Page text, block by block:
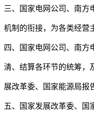
三、国家电网公司、南方
机制的衔接，为各类经营
四、国家电网公司、南方
清、结算各环节的统筹，
展改革委、国家能源局报
五、国家发展改革委、国